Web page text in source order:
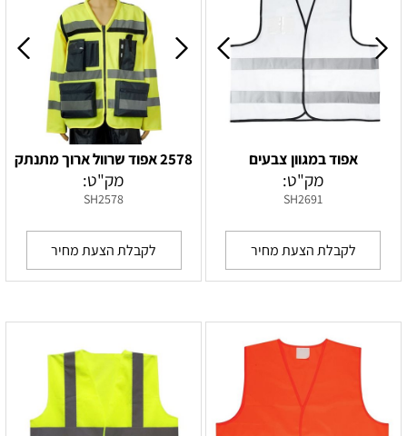
אפוד במגוון צבעים
מק"ט:
SH2691
לקבלת הצעת מחיר
2578 אפוד שרוול ארוך מתנתק
מק"ט:
SH2578
לקבלת הצעת מחיר